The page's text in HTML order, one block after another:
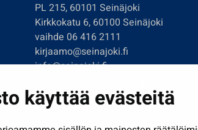
käyttää evästeitä
PL 215, 60101 Seinäjoki
Kirkkokatu 6, 60100 Seinäjoki
vaihde 06 416 2111
kirjaamo@seinajoki.fi
info@seinajoki.fi
Tilaa uutiskirje